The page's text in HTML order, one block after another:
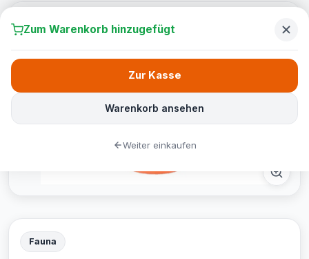
Fauna
Zum Warenkorb hinzugefügt
Warenkorb ansehen
Zur Kasse
Weiter einkaufen